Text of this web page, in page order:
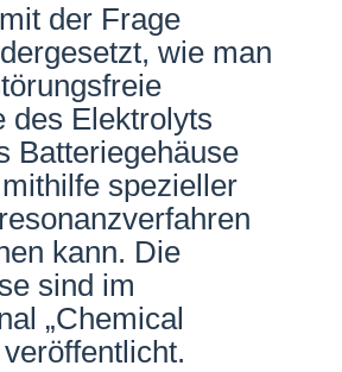
der Frage
wie man
des Elektrolyts
Batteriegehäuse
spezieller
kann. Die
sind im
„Chemical